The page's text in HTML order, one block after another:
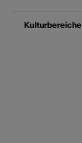
Kulturbereiche